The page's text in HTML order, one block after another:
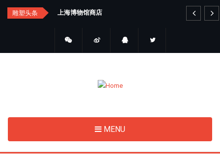
Skip
雕塑头条 上海博物馆商店
MENU